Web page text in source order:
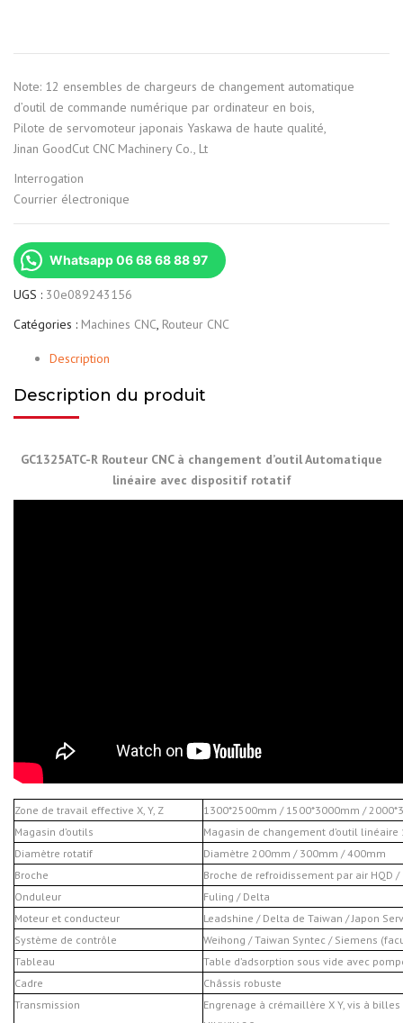
Note: 12 ensembles de chargeurs de changement automatique
d’outil de commande numérique par ordinateur en bois,
Pilote de servomoteur japonais Yaskawa de haute qualité,
Jinan GoodCut CNC Machinery Co., Lt
Interrogation
Courrier électronique
Whatsapp 06 68 68 88 97
UGS : 30e089243156
Catégories : Machines CNC, Routeur CNC
Description
Description du produit
GC1325ATC-R Routeur CNC à changement d’outil Automatique
linéaire avec dispositif rotatif
Zone de travail effective X, Y, Z
1300*2500mm / 1500*3000mm /
Magasin d’outils
Magasin de changement d’outil linéaire
Diamètre rotatif
Diamètre 200mm / 300mm / 400mm
Broche
Broche de refroidissement par air HQD /
Onduleur
Fuling / Delta
Moteur et conducteur
Leadshine / Delta de Taiwan / Japon
Système de contrôle
Weihong / Taiwan Syntec / Siemens
Tableau
Table d’adsorption sous vide avec
Cadre
Châssis robuste
Transmission
Engrenage à crémaillère X Y, vis à